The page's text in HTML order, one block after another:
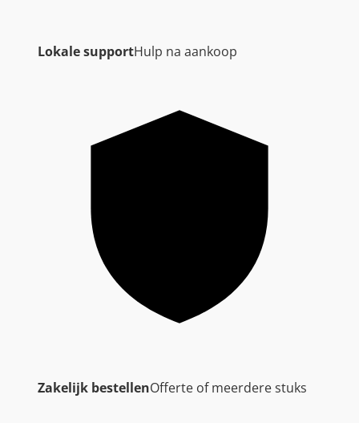
Lokale supportHulp na aankoop
Zakelijk bestellenOfferte of meerdere stuks